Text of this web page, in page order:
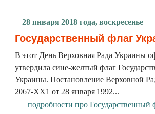
28 января 2018 года, воскресенье
Государственный флаг
В этот День Верховная Рада Украины
утвердила сине-желтый флаг
Украины. Постановление Верховной
2067-ХХ1 от 28 января 1992...
подробности про